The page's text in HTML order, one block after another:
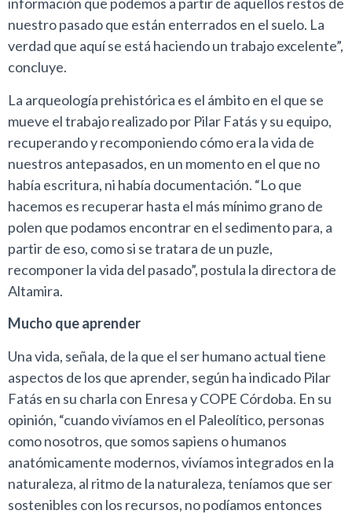
información que podemos a partir de aquellos restos de
nuestro pasado que están enterrados en el suelo. La
verdad que aquí se está haciendo un trabajo excelente”,
concluye.
La arqueología prehistórica es el ámbito en el que se
mueve el trabajo realizado por Pilar Fatás y su equipo,
recuperando y recomponiendo cómo era la vida de
nuestros antepasados, en un momento en el que no
había escritura, ni había documentación. “Lo que
hacemos es recuperar hasta el más mínimo grano de
polen que podamos encontrar en el sedimento para, a
partir de eso, como si se tratara de un puzle,
recomponer la vida del pasado”, postula la directora de
Altamira.
Mucho que aprender
Una vida, señala, de la que el ser humano actual tiene
aspectos de los que aprender, según ha indicado Pilar
Fatás en su charla con Enresa y COPE Córdoba. En su
opinión, “cuando vivíamos en el Paleolítico, personas
como nosotros, que somos sapiens o humanos
anatómicamente modernos, vivíamos integrados en la
naturaleza, al ritmo de la naturaleza, teníamos que ser
sostenibles con los recursos, no podíamos entonces